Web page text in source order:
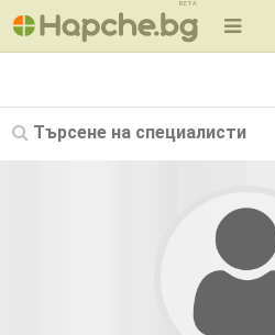
BETA
Търсене на специалисти